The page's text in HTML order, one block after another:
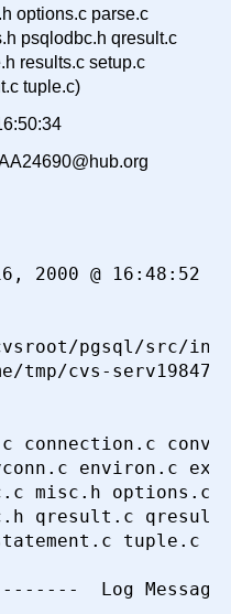
options.c parse.c
psqlodbc.h qresult.c
results.c setup.c
tuple.c)
2000 @ 16:48:52
pgsql/src/
tmp/cvs-
Log